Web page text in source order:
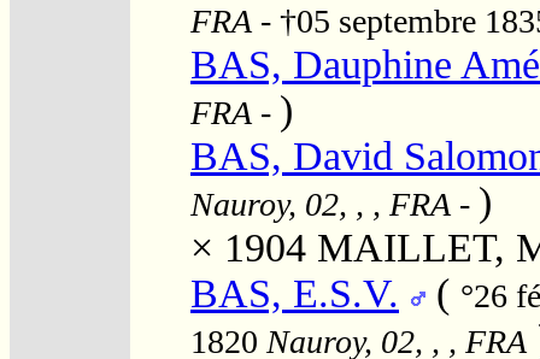
FRA - †05 septembre
BAS, Dauphine
FRA - )
BAS, David
Nauroy, 02, , , FRA - )
× 1904 MAILLET,
BAS, E.S.V.
( °26
1820 Nauroy, 02, , , FRA